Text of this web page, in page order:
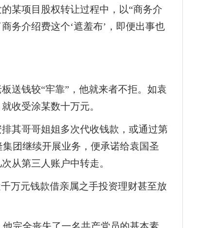
某项目股权转让过程中，以“商务介
务介绍费这个‘遮羞布’，即便出事也
送钱较“牢靠”，他就来者不拒。如袁
收受涂某数十万元。
其哥哥姐姐多次代收钱款，或通过第
团继续开展业务，便承诺给袁国圣
从第三人账户中转走。
万元钱款借亲属之手投资理财甚至放